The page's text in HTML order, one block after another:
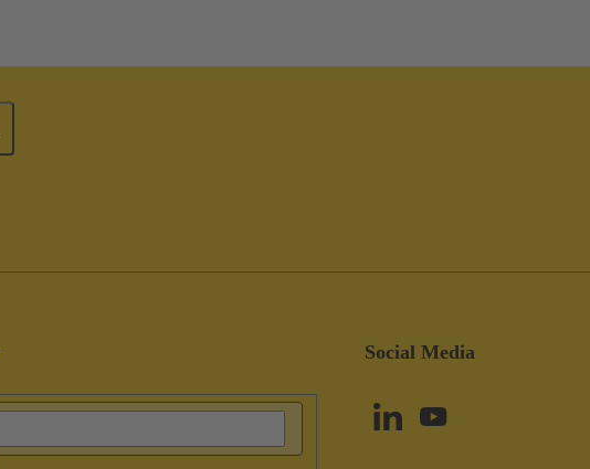
Social Media